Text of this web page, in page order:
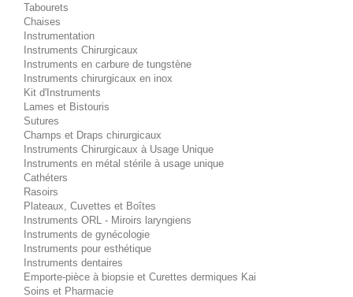
Tabourets
Chaises
Instrumentation
Instruments Chirurgicaux
Instruments en carbure de tungstène
Instruments chirurgicaux en inox
Kit d'Instruments
Lames et Bistouris
Sutures
Champs et Draps chirurgicaux
Instruments Chirurgicaux à Usage Unique
Instruments en métal stérile à usage unique
Cathéters
Rasoirs
Plateaux, Cuvettes et Boîtes
Instruments ORL - Miroirs laryngiens
Instruments de gynécologie
Instruments pour esthétique
Instruments dentaires
Emporte-pièce à biopsie et Curettes dermiques Kai
Soins et Pharmacie